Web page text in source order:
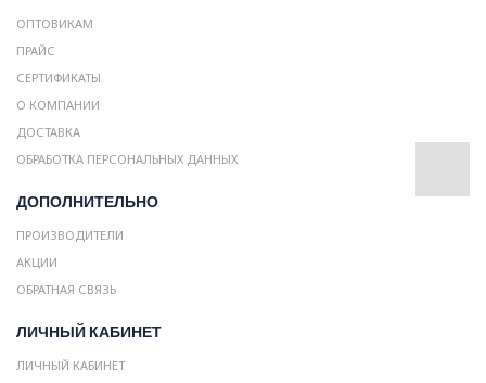
ОПТОВИКАМ
ПРАЙС
СЕРТИФИКАТЫ
О КОМПАНИИ
ДОСТАВКА
ОБРАБОТКА ПЕРСОНАЛЬНЫХ ДАННЫХ
ДОПОЛНИТЕЛЬНО
ПРОИЗВОДИТЕЛИ
АКЦИИ
ОБРАТНАЯ СВЯЗЬ
ЛИЧНЫЙ КАБИНЕТ
ЛИЧНЫЙ КАБИНЕТ